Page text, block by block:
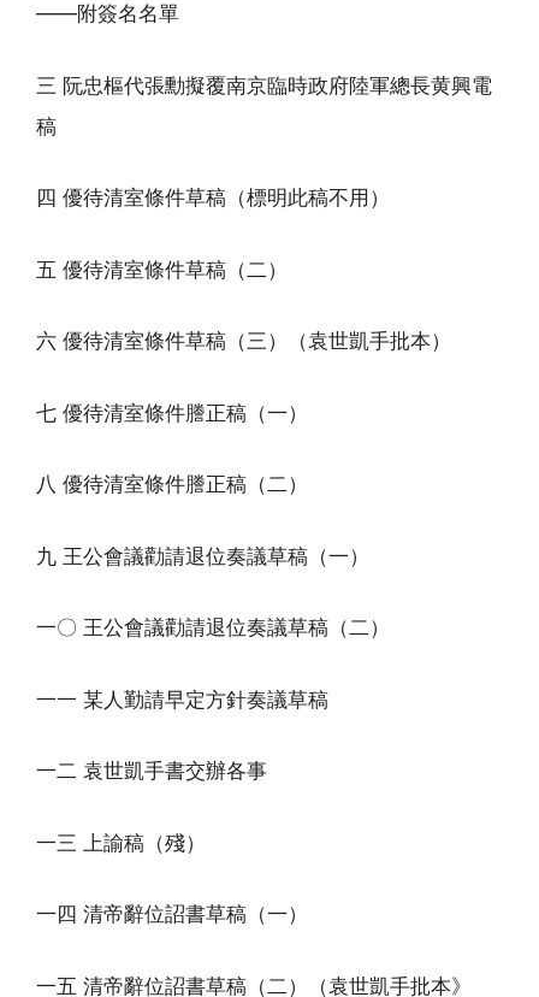
——附簽名名單
三 阮忠樞代張勳擬覆南京臨時政府陸軍總長黄興電
稿
四 優待清室條件草稿（標明此稿不用）
五 優待清室條件草稿（二）
六 優待清室條件草稿（三）（袁世凱手批本）
七 優待清室條件謄正稿（一）
八 優待清室條件謄正稿（二）
九 王公會議勸請退位奏議草稿（一）
一〇 王公會議勸請退位奏議草稿（二）
一一 某人勤請早定方針奏議草稿
一二 袁世凱手書交辦各事
一三 上諭稿（殘）
一四 清帝辭位詔書草稿（一）
一五 清帝辭位詔書草稿（二）（袁世凱手批本》